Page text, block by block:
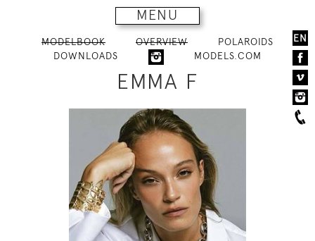
MENU
EN
MODELBOOK OVERVIEW
POLAROIDS
DOWNLOADS
MODELS.COM
EMMA F